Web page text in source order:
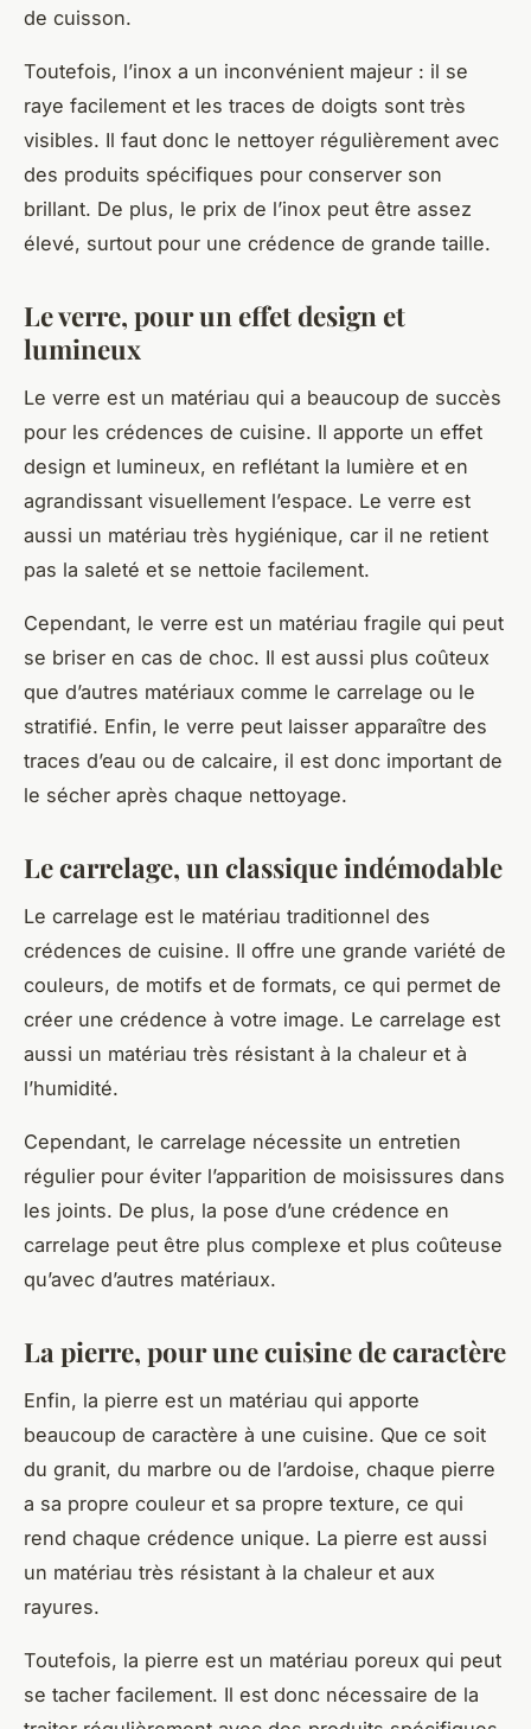
de cuisson.
Toutefois, l’inox a un inconvénient majeur : il se
raye facilement et les traces de doigts sont très
visibles. Il faut donc le nettoyer régulièrement avec
des produits spécifiques pour conserver son
brillant. De plus, le prix de l’inox peut être assez
élevé, surtout pour une crédence de grande taille.
Le verre, pour un effet design et
lumineux
Le verre est un matériau qui a beaucoup de succès
pour les crédences de cuisine. Il apporte un effet
design et lumineux, en reflétant la lumière et en
agrandissant visuellement l’espace. Le verre est
aussi un matériau très hygiénique, car il ne retient
pas la saleté et se nettoie facilement.
Cependant, le verre est un matériau fragile qui peut
se briser en cas de choc. Il est aussi plus coûteux
que d’autres matériaux comme le carrelage ou le
stratifié. Enfin, le verre peut laisser apparaître des
traces d’eau ou de calcaire, il est donc important de
le sécher après chaque nettoyage.
Le carrelage, un classique indémodable
Le carrelage est le matériau traditionnel des
crédences de cuisine. Il offre une grande variété de
couleurs, de motifs et de formats, ce qui permet de
créer une crédence à votre image. Le carrelage est
aussi un matériau très résistant à la chaleur et à
l’humidité.
Cependant, le carrelage nécessite un entretien
régulier pour éviter l’apparition de moisissures dans
les joints. De plus, la pose d’une crédence en
carrelage peut être plus complexe et plus coûteuse
qu’avec d’autres matériaux.
La pierre, pour une cuisine de caractère
Enfin, la pierre est un matériau qui apporte
beaucoup de caractère à une cuisine. Que ce soit
du granit, du marbre ou de l’ardoise, chaque pierre
a sa propre couleur et sa propre texture, ce qui
rend chaque crédence unique. La pierre est aussi
un matériau très résistant à la chaleur et aux
rayures.
Toutefois, la pierre est un matériau poreux qui peut
se tacher facilement. Il est donc nécessaire de la